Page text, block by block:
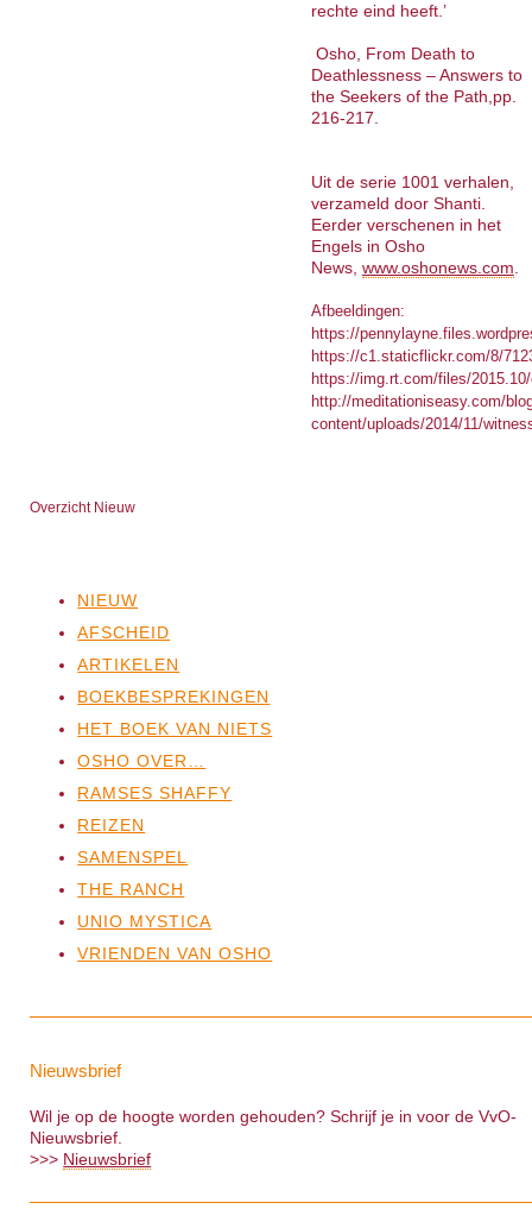
rechte eind heeft.’
Osho, From Death to
Deathlessness – Answers to
the Seekers of the Path,pp.
216-217.
Uit de serie 1001 verhalen,
verzameld door Shanti.
Eerder verschenen in het
Engels in Osho
News, www.oshonews.com
Afbeeldingen:
https://
https://c1.staticflickr.com/8/
https://img.rt.com/files/
http://meditationiseasy.com/
content/uploads/2014/11/
Overzicht Nieuw
NIEUW
AFSCHEID
ARTIKELEN
BOEKBESPREKINGEN
HET BOEK VAN NIETS
OSHO OVER…
RAMSES SHAFFY
REIZEN
SAMENSPEL
THE RANCH
UNIO MYSTICA
VRIENDEN VAN OSHO
Nieuwsbrief
Wil je op de hoogte worden gehouden? Schrijf je in voor de VvO-
Nieuwsbrief.
>>> Nieuwsbrief